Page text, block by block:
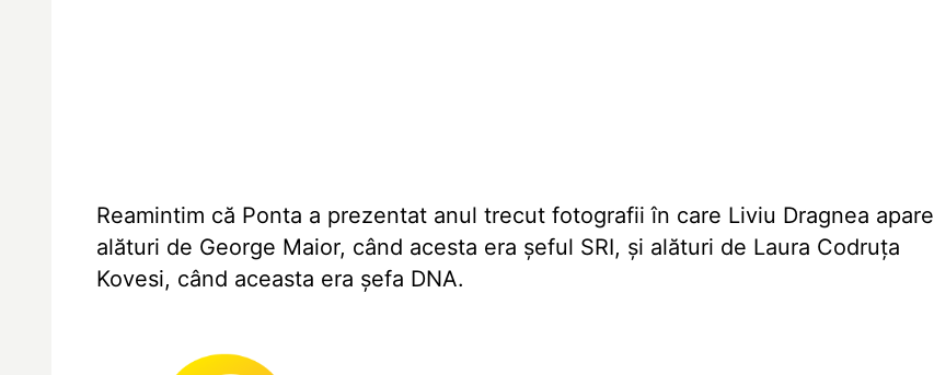
Reamintim că Ponta a prezentat anul trecut fotografii în care Liviu Dragnea apare
alături de George Maior, când acesta era șeful SRI, și alături de Laura Codruța
Kovesi, când aceasta era șefa DNA.